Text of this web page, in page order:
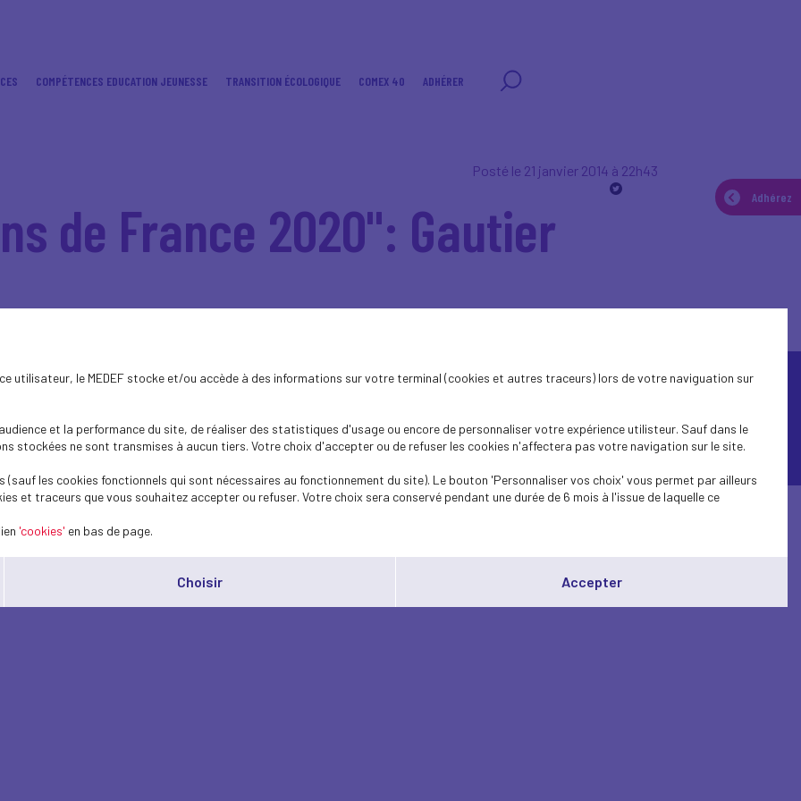
COMPÉTENCES EDUCATION JEUNESSE TRANSITION ÉCOLOGIQUE COMEX 40 ADHÉRER
Adhérez
Posté le 21 janvier 2014 à 22h43
de France 2020": Gautier
© Medef Corsica 2026 - Mentions légales
utilisateur, le MEDEF stocke et/ou accède à des informations sur votre terminal (cookies et autres traceurs) lors de votre naviguation sur
et la performance du site, de réaliser des statistiques d'usage ou encore de personnaliser votre expérience utilisteur. Sauf dans le
stockées ne sont transmises à aucun tiers. Votre choix d'accepter ou de refuser les cookies n'affectera pas votre navigation sur le site.
(sauf les cookies fonctionnels qui sont nécessaires au fonctionnement du site). Le bouton 'Personnaliser vos choix' vous permet par ailleurs
et traceurs que vous souhaitez accepter ou refuser. Votre choix sera conservé pendant une durée de 6 mois à l'issue de laquelle ce
'cookies' en bas de page.
Choisir Accepter